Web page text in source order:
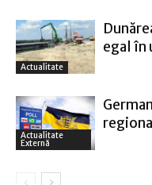
Actualitate
egal în
Actualitate
Externă